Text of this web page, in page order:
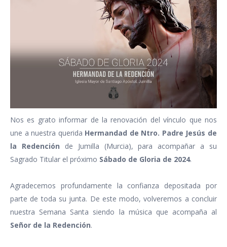
Nos es grato informar de la renovación del vínculo que nos
une a nuestra querida Hermandad de Ntro. Padre Jesús de
la Redención de Jumilla (Murcia), para acompañar a su
Sagrado Titular el próximo Sábado de Gloria de 2024.
Agradecemos profundamente la confianza depositada por
parte de toda su junta. De este modo, volveremos a concluir
nuestra Semana Santa siendo la música que acompaña al
Señor de la Redención.